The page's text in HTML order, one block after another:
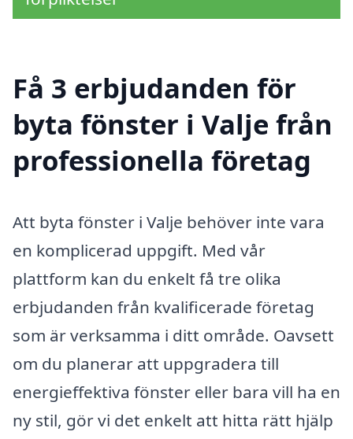
Få 3 erbjudanden för
byta fönster i Valje från
professionella företag
Att byta fönster i Valje behöver inte vara
en komplicerad uppgift. Med vår
plattform kan du enkelt få tre olika
erbjudanden från kvalificerade företag
som är verksamma i ditt område. Oavsett
om du planerar att uppgradera till
energieffektiva fönster eller bara vill ha en
ny stil, gör vi det enkelt att hitta rätt hjälp